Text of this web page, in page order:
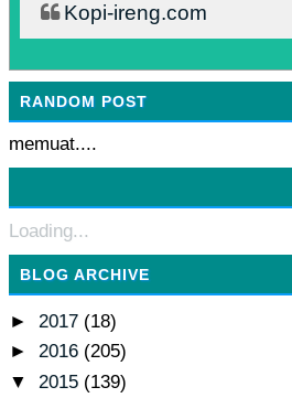
Kopi-ireng.com
RANDOM POST
memuat....
Loading...
BLOG ARCHIVE
► 2017 (18)
► 2016 (205)
▼ 2015 (139)